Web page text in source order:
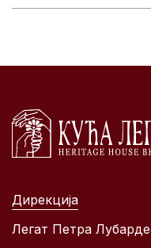
Дирекција
Легат Петра Лубарде